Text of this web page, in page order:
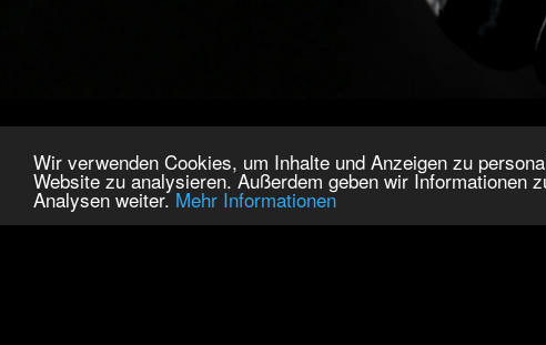
Wir verwenden Cookies, um Inhalte und Anzeigen zu
Website zu analysieren. Außerdem geben wir Informationen
Analysen weiter. Mehr Informationen